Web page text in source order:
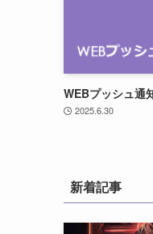
WEBプッシュ通
2025.6.30
新着記事